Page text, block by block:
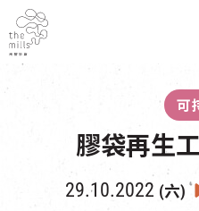
媒體中心
南豐店堂
所有活動
世界之約
景點
可
膠袋再生
29.10.2022 (六)